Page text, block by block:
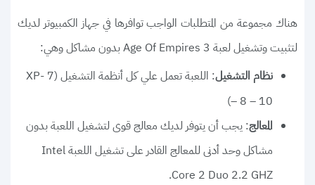
هناك مجموعة من المتطلبات الواجب توافرها في جهاز الكمبيوتر لديك
لتثبيت وتشغيل لعبة Age Of Empires 3 بدون مشاكل وهي:
نظام التشغيل
: اللعبة تعمل علي كل أنظمة التشغيل (XP- 7
– 8 – 10)
المعالج: يجب أن يتوفر لديك معالج قوى لتشغيل اللعبة بدون
مشاكل وحد أدنى للمعالج القادر على تشغيل اللعبة Intel
Core 2 Duo 2.2 GHZ.